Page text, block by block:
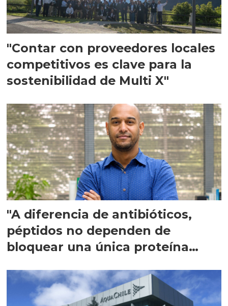
"Contar con proveedores locales
competitivos es clave para la
sostenibilidad de Multi X"
"A diferencia de antibióticos,
péptidos no dependen de
bloquear una única proteína